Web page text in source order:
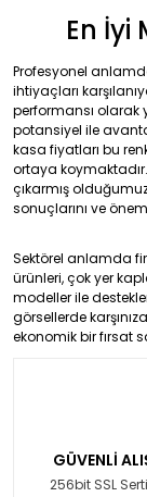
En İyi
Profesyonel
ihtiyaçları
performansı olarak
potansiyel ile
kasa fiyatları bu
ortaya
çıkarmış
sonuçlarını ve
Sektörel anlamda
ürünleri, çok yer
modeller ile
görsellerde
ekonomik bir fırsat
GÜVENLİ
256bit SSL